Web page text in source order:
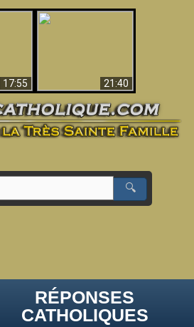
17:55
21:40
🔍
RÉPONSES
CATHOLIQUES